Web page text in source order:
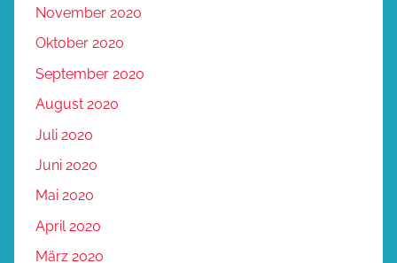
November 2020
Oktober 2020
September 2020
August 2020
Juli 2020
Juni 2020
Mai 2020
April 2020
März 2020